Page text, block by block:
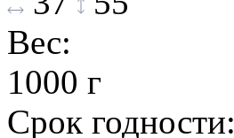
Вес:
1000 г
Срок годности: